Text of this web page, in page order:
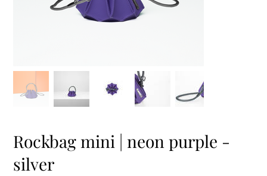
Rockbag mini | neon purple -
silver